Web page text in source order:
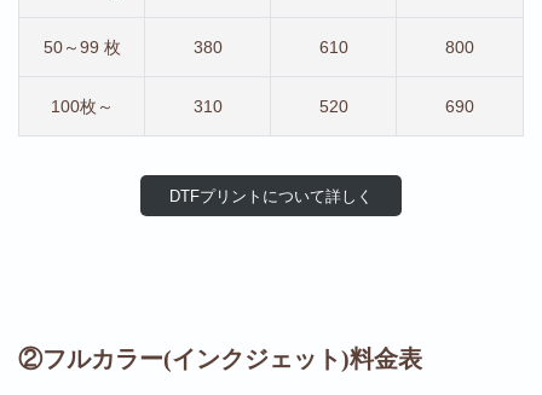
50～99 枚 380 610 800
100枚～ 310 520 690
DTFプリントについて詳しく
②フルカラー(インクジェット)料金表